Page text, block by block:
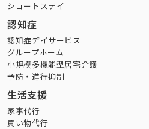
ショートステイ
認知症
認知症デイサービス
グループホーム
小規模多機能型居宅介護
予防・進行抑制
生活支援
家事代行
買い物代行